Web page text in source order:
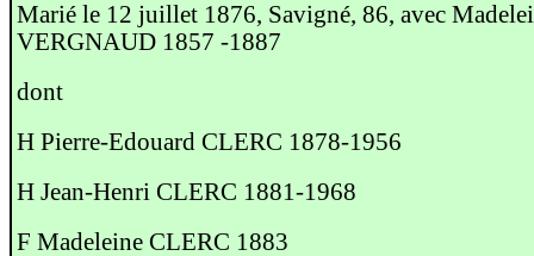
Marié le 12 juillet 1876, Savigné, 86, avec
VERGNAUD 1857 -1887
dont
H Pierre-Edouard CLERC 1878-1956
H Jean-Henri CLERC 1881-1968
F Madeleine CLERC 1883